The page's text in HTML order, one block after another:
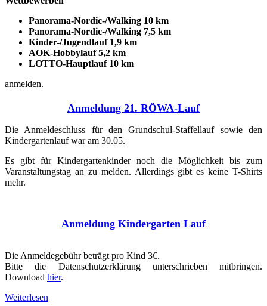
Panorama-Nordic-/Walking 10 km
Panorama-Nordic-/Walking 7,5 km
Kinder-/Jugendlauf 1,9 km
AOK-Hobbylauf 5,2 km
LOTTO-Hauptlauf 10 km
anmelden.
Anmeldung 21. RÖWA-Lauf
Die Anmeldeschluss für den Grundschul-Staffellauf sowie den
Kindergartenlauf war am 30.05.
Es gibt für Kindergartenkinder noch die Möglichkeit bis zum
Varanstaltungstag an zu melden. Allerdings gibt es keine T-Shirts
mehr.
Anmeldung Kindergarten Lauf
Die Anmeldegebühr beträgt pro Kind 3€.
Bitte die Datenschutzerklärung unterschrieben mitbringen.
Download hier.
Weiterlesen